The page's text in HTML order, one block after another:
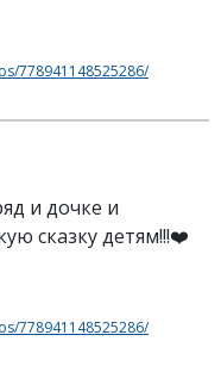
778941148525286/
и дочке и
сказку детям!!!❤️
778941148525286/